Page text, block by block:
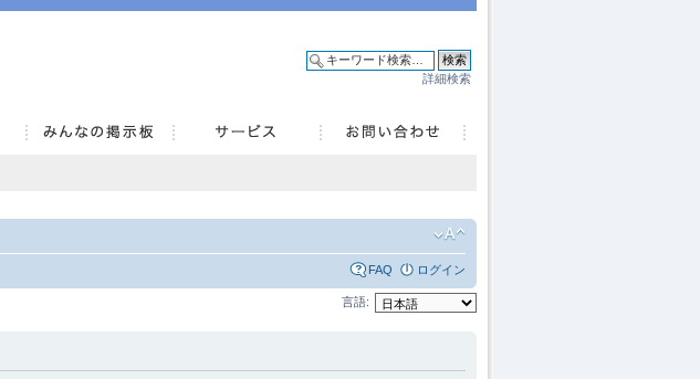
詳細検索
FAQ ログイン
言語: